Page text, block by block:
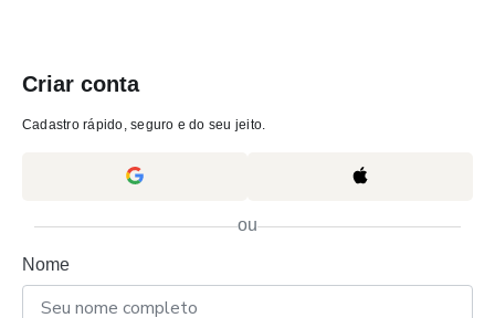
Criar conta
Cadastro rápido, seguro e do seu jeito.
ou
Nome